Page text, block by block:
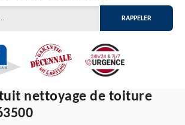
nettoyage de toiture